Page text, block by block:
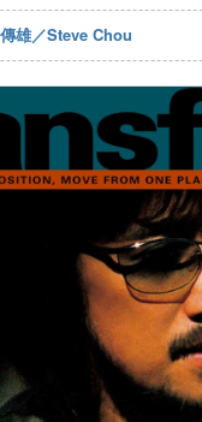
雄／Steve Chou